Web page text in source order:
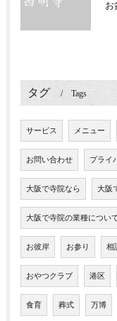
お
タグ Tags
サービス メニュー
お問い合わせ プライ
大阪で寺院なら 大阪
大阪で寺院の業種につい
お彼岸 お参り 相
おやつクラブ 港区
食育 葬式 万博